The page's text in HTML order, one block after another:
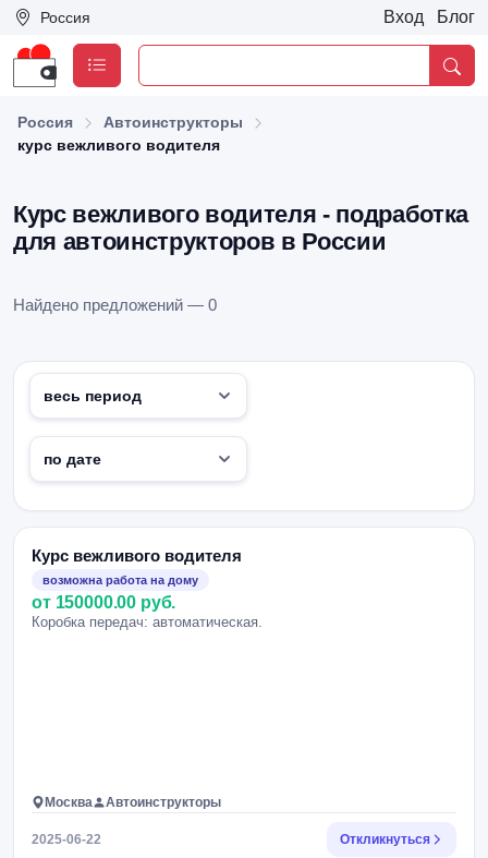
Россия Вход Блог
Россия
Автоинструкторы
курс вежливого водителя
Курс вежливого водителя - подработка
для автоинструкторов в России
Найдено предложений — 0
Курс вежливого водителя
возможна работа на дому
от 150000.00 руб.
Коробка передач: автоматическая.
Москва Автоинструкторы
2025-06-22 Откликнуться